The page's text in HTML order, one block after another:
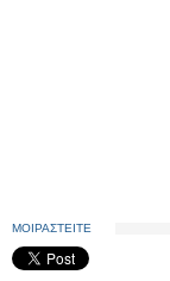
ΜΟΙΡΑΣΤΕΙΤΕ